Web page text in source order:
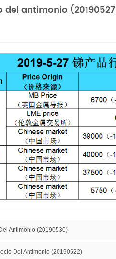
antimonio
Antimonio (20190530)
Del Antimonio (20190522)